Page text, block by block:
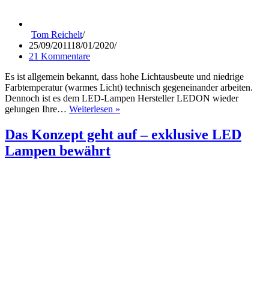
Tom Reichelt
25/09/201118/01/2020
21 Kommentare
Es ist allgemein bekannt, dass hohe Lichtausbeute und niedrige
Farbtemperatur (warmes Licht) technisch gegeneinander arbeiten.
Dennoch ist es dem LED-Lampen Hersteller LEDON wieder
gelungen Ihre… Weiterlesen »
am
Wärmsten
Das Konzept geht auf – exklusive LED
Lampen bewährt